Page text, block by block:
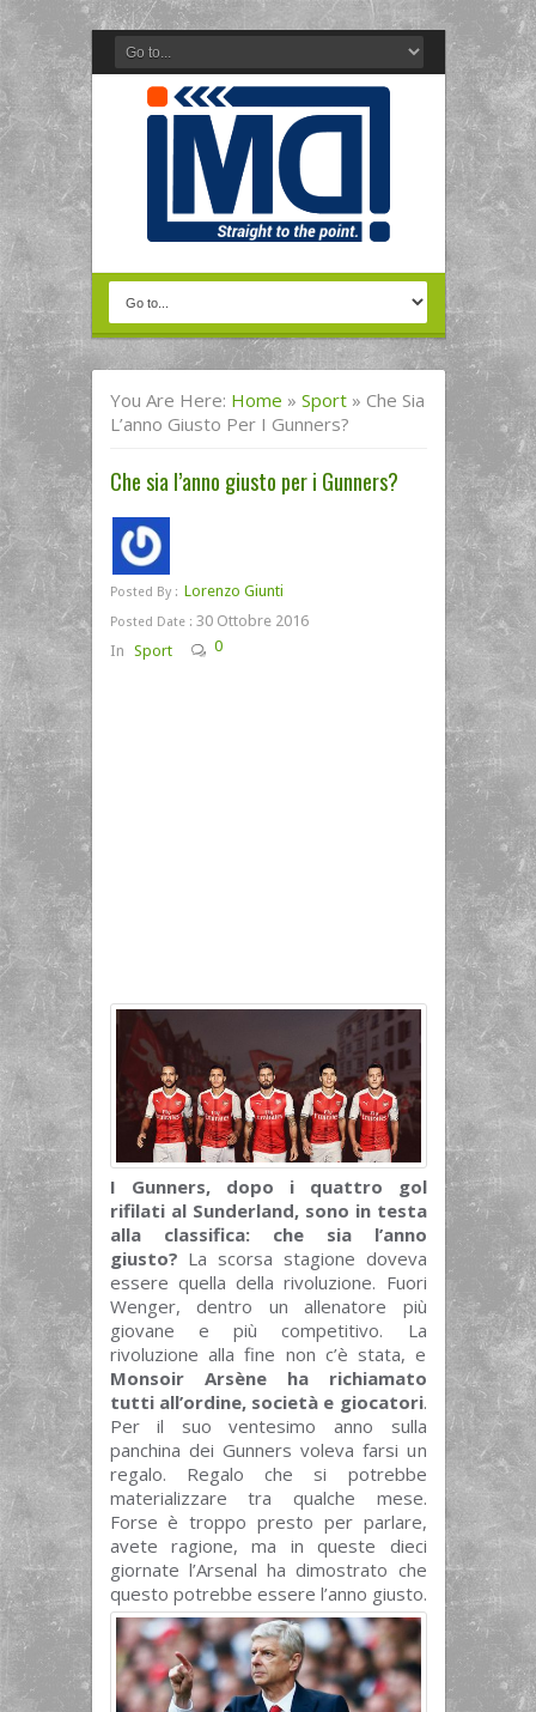
You Are Here: Home » Sport » Che Sia
L’anno Giusto Per I Gunners?
Che sia l’anno giusto per i Gunners?
Posted By : Lorenzo Giunti
Posted Date : 30 Ottobre 2016
In Sport 0
I Gunners, dopo i quattro gol
rifilati al Sunderland, sono in testa
alla classifica: che sia l’anno
giusto? La scorsa stagione doveva
essere quella della rivoluzione. Fuori
Wenger, dentro un allenatore più
giovane e più competitivo. La
rivoluzione alla fine non c’è stata, e
Monsoir Arsène ha richiamato
tutti all’ordine, società e giocatori.
Per il suo ventesimo anno sulla
panchina dei Gunners voleva farsi un
regalo. Regalo che si potrebbe
materializzare tra qualche mese.
Forse è troppo presto per parlare,
avete ragione, ma in queste dieci
giornate l’Arsenal ha dimostrato che
questo potrebbe essere l’anno giusto.